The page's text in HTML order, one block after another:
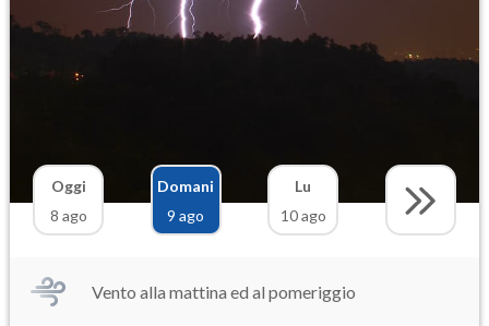
Oggi
8 ago
Domani
9 ago
Lu
10 ago
Vento alla mattina ed al pomeriggio